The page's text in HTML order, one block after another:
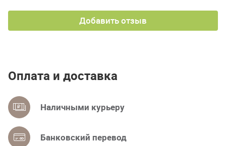
Добавить отзыв
Оплата и доставка
Наличными курьеру
Банковский перевод